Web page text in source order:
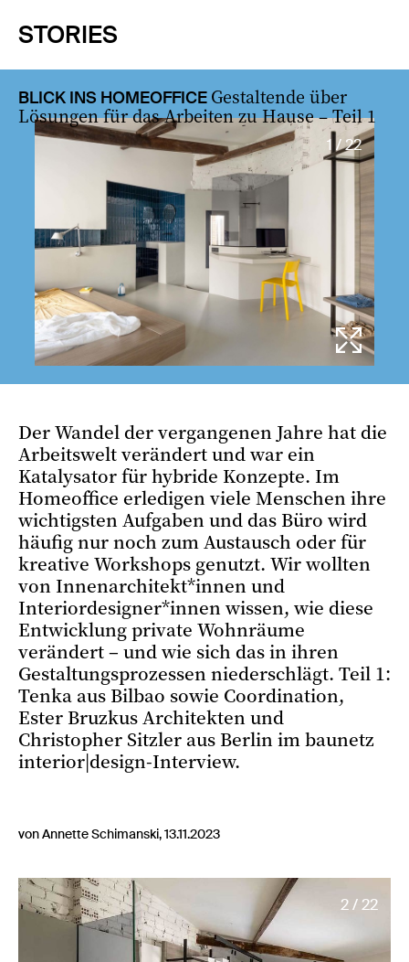
STORIES
BLICK INS HOMEOFFICE Gestaltende über
Lösungen für das Arbeiten zu Hause – Teil 1
1 / 22
Der Wandel der vergangenen Jahre hat die
Arbeitswelt verändert und war ein
Katalysator für hybride Konzepte. Im
Homeoffice erledigen viele Menschen ihre
wichtigsten Aufgaben und das Büro wird
häufig nur noch zum Austausch oder für
kreative Workshops genutzt. Wir wollten
von Innenarchitekt*innen und
Interiordesigner*innen wissen, wie diese
Entwicklung private Wohnräume
verändert – und wie sich das in ihren
Gestaltungsprozessen niederschlägt. Teil 1:
Tenka aus Bilbao sowie Coordination,
Ester Bruzkus Architekten und
Christopher Sitzler aus Berlin im baunetz
interior|design-Interview.
von Annette Schimanski, 13.11.2023
2 / 22